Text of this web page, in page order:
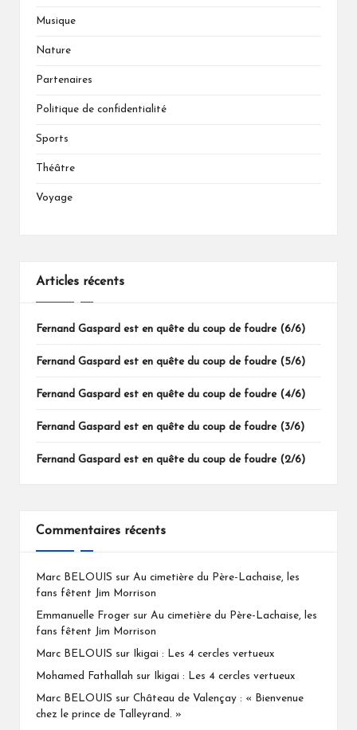
Musique
Nature
Partenaires
Politique de confidentialité
Sports
Théâtre
Voyage
Articles récents
Fernand Gaspard est en quête du coup de foudre (6/6)
Fernand Gaspard est en quête du coup de foudre (5/6)
Fernand Gaspard est en quête du coup de foudre (4/6)
Fernand Gaspard est en quête du coup de foudre (3/6)
Fernand Gaspard est en quête du coup de foudre (2/6)
Commentaires récents
Marc BELOUIS sur Au cimetière du Père-Lachaise, les
fans fêtent Jim Morrison
Emmanuelle Froger sur Au cimetière du Père-Lachaise, les
fans fêtent Jim Morrison
Marc BELOUIS sur Ikigai : Les 4 cercles vertueux
Mohamed Fathallah sur Ikigai : Les 4 cercles vertueux
Marc BELOUIS sur Château de Valençay : « Bienvenue
chez le prince de Talleyrand. »